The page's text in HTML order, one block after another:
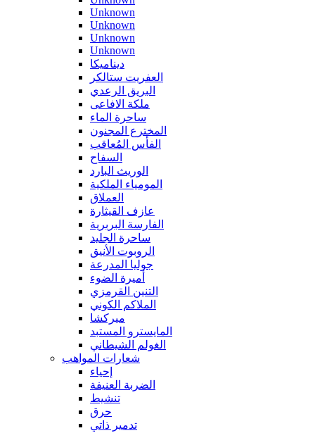
Unknown
Unknown
Unknown
Unknown
ديناميكا
العفريت ستالكر
البريق الرعدي
ملكة الافاعى
ساحرة الماء
المخترع المجنون
الفأس المُعاقب
السفاح
الوريث البارد
المومياء الملكية
العملاق
عازف القيثارة
الفارسة البربرية
ساحرة الجليد
الروبوت الأنيق
جوليا المدرعة
أميرة الضوء
التنين القرمزي
الملاكم الكوني
ميركشا
المايسترو المستبد
الغولم الشيطاني
شعارات المواهب
إحياء
الضربة العنيفة
تنشيط
حرق
تدمير ذاتي